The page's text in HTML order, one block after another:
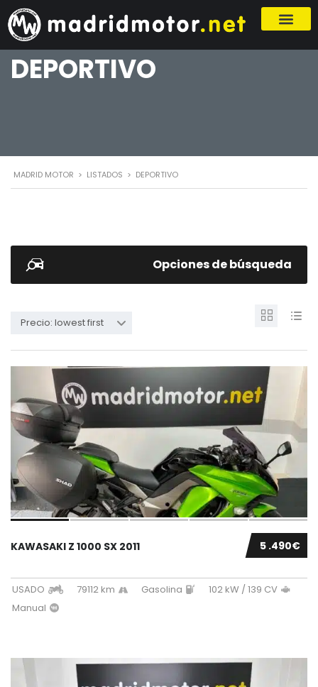
DEPORTIVO
MADRID MOTOR > LISTADOS > DEPORTIVO
Opciones de búsqueda
Precio: lowest first
5 .490€
KAWASAKI Z 1000 SX 2011
USADO 79112 km Gasolina
102 kW / 139 CV
Manual